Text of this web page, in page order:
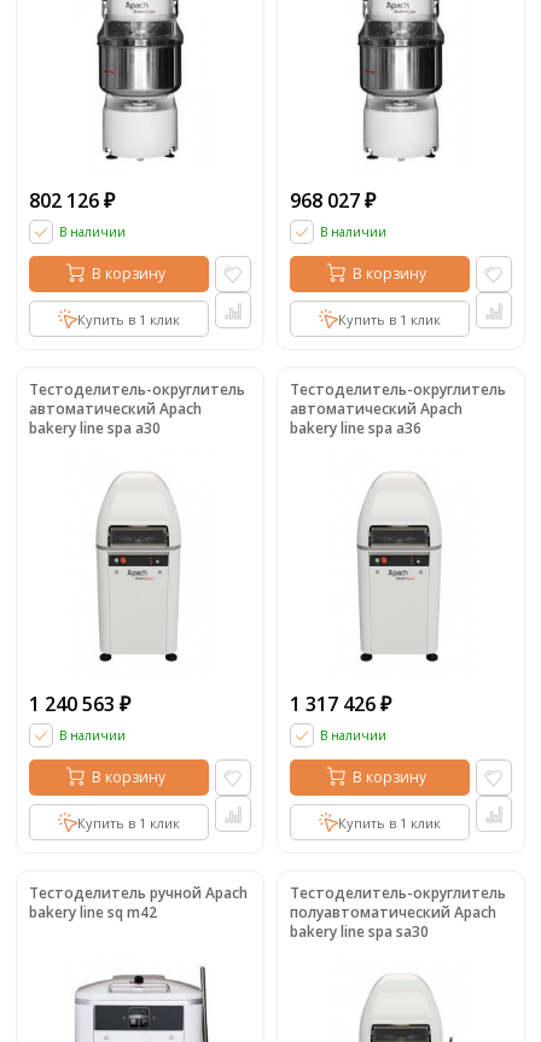
802 126 ₽
В наличии
В корзину
Купить в 1 клик
968 027 ₽
В наличии
В корзину
Купить в 1 клик
Тестоделитель-округлитель
автоматический Apach
bakery line spa a30
1 240 563 ₽
В наличии
В корзину
Купить в 1 клик
Тестоделитель-округлитель
автоматический Apach
bakery line spa a36
1 317 426 ₽
В наличии
В корзину
Купить в 1 клик
Тестоделитель ручной Apach
bakery line sq m42
Тестоделитель-округлитель
полуавтоматический Apach
bakery line spa sa30